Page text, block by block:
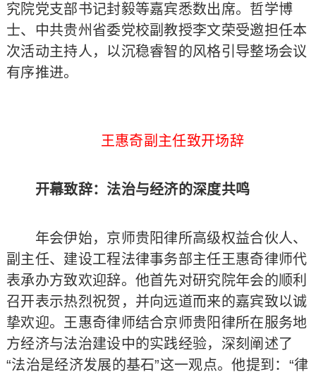
究院党支部书记封毅等嘉宾悉数出席。哲学博
士、中共贵州省委党校副教授李文荣受邀担任本
次活动主持人，以沉稳睿智的风格引导整场会议
有序推进。
王惠奇副主任致开场辞
开幕致辞：法治与经济的深度共鸣
年会伊始，京师贵阳律所高级权益合伙人、
副主任、建设工程法律事务部主任王惠奇律师代
表承办方致欢迎辞。他首先对研究院年会的顺利
召开表示热烈祝贺，并向远道而来的嘉宾致以诚
挚欢迎。王惠奇律师结合京师贵阳律所在服务地
方经济与法治建设中的实践经验，深刻阐述了
“法治是经济发展的基石”这一观点。他提到：“律